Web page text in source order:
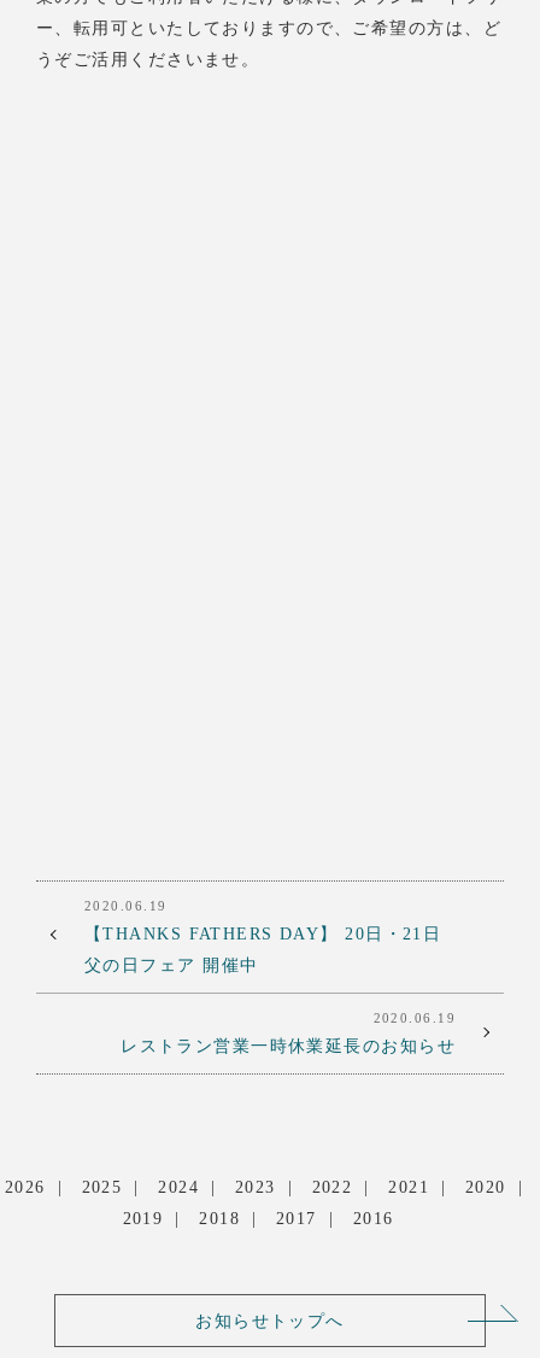
ー、転用可といたしておりますので、ご希望の方は、ど
うぞご活用くださいませ。
2020.06.19
【THANKS FATHERS DAY】 20日・21日
父の日フェア 開催中
2020.06.19
レストラン営業一時休業延長のお知らせ
2026 2025 2024 2023 2022 2021
2020
2019
2018 2017 2016
お知らせトップへ